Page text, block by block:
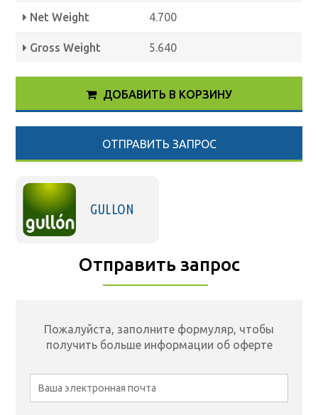
Net Weight 4.700
Gross Weight 5.640
ДОБАВИТЬ В КОРЗИНУ
ОТПРАВИТЬ ЗАПРОС
GULLON
Отправить запрос
Пожалуйста, заполните формуляр, чтобы
получить больше информации об оферте